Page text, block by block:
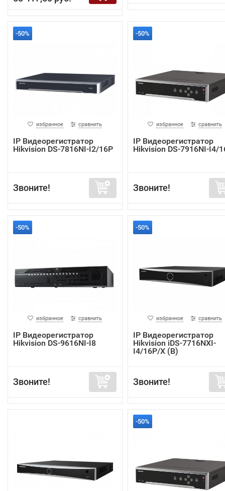
-50%
избранное сравнить
IP Видеорегистратор
Hikvision DS-7816NI-I2/16P
Звоните!
-50%
избранное сравнить
IP Видеорегистратор
Hikvision DS-7916NI-I4/
Звоните!
-50%
избранное сравнить
IP Видеорегистратор
Hikvision DS-9616NI-I8
Звоните!
-50%
избранное сравнить
IP Видеорегистратор
Hikvision iDS-7716NXI-
I4/16P/X (B)
Звоните!
-50%